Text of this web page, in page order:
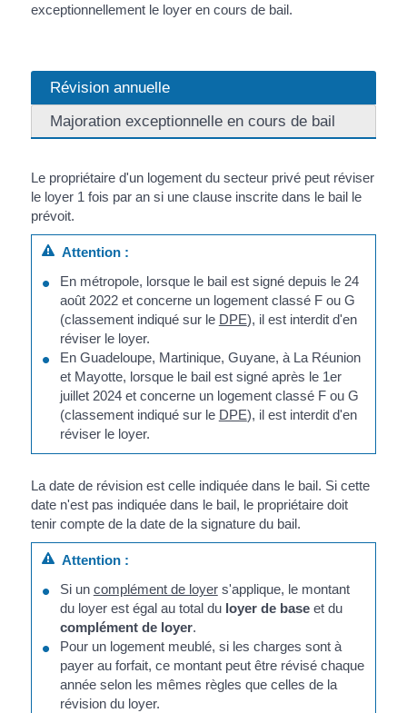
exceptionnellement le loyer en cours de bail.
Révision annuelle
Majoration exceptionnelle en cours de bail
Le propriétaire d'un logement du secteur privé peut réviser
le loyer 1 fois par an si une clause inscrite dans le bail le
prévoit.
Attention :
En métropole, lorsque le bail est signé depuis le 24
août 2022 et concerne un logement classé F ou G
(classement indiqué sur le DPE), il est interdit d'en
réviser le loyer.
En Guadeloupe, Martinique, Guyane, à La Réunion
et Mayotte, lorsque le bail est signé après le 1er
juillet 2024 et concerne un logement classé F ou G
(classement indiqué sur le DPE), il est interdit d'en
réviser le loyer.
La date de révision est celle indiquée dans le bail. Si cette
date n'est pas indiquée dans le bail, le propriétaire doit
tenir compte de la date de la signature du bail.
Attention :
Si un complément de loyers'applique, le montant
du loyer est égal au total du loyer de baseet du
complément de loyer.
Pour un logement meublé, si les charges sont à
payer au forfait, ce montant peut être révisé chaque
année selon les mêmes règles que celles de la
révision du loyer.